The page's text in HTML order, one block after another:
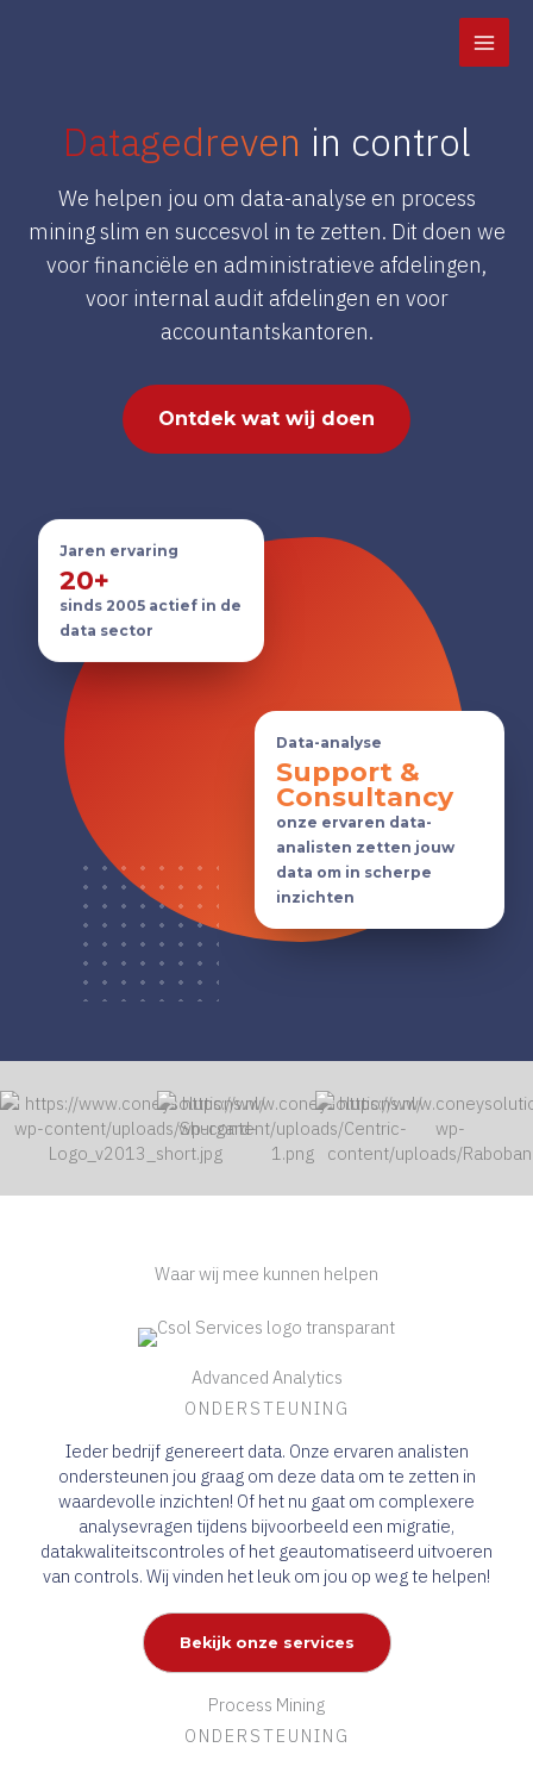
Datagedreven in control
We helpen jou om data-analyse en process
mining slim en succesvol in te zetten. Dit doen we
voor financiële en administratieve afdelingen,
voor internal audit afdelingen en voor
accountantskantoren.
Ontdek wat wij doen
Jaren ervaring
20+
sinds 2005 actief in de
data sector
Data-analyse
Support &
Consultancy
onze ervaren data-
analisten zetten jouw
data om in scherpe
inzichten
Waar wij mee kunnen helpen
Advanced Analytics
ONDERSTEUNING
Ieder bedrijf genereert data. Onze ervaren analisten
ondersteunen jou graag om deze data om te zetten in
waardevolle inzichten! Of het nu gaat om complexere
analysevragen tijdens bijvoorbeeld een migratie,
datakwaliteitscontroles of het geautomatiseerd uitvoeren
van controls. Wij vinden het leuk om jou op weg te helpen!
Bekijk onze services
Process Mining
ONDERSTEUNING